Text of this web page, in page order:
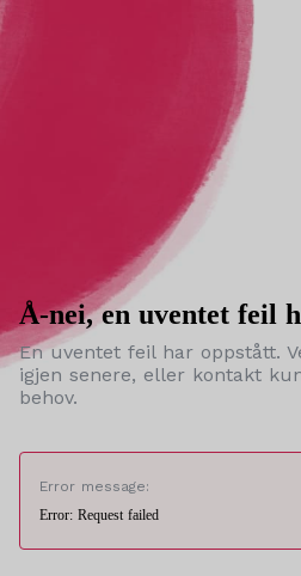
Å-nei, en uventet feil
En uventet feil har oppstått.
igjen senere, eller kontakt
behov.
Error message:
Error: Request failed